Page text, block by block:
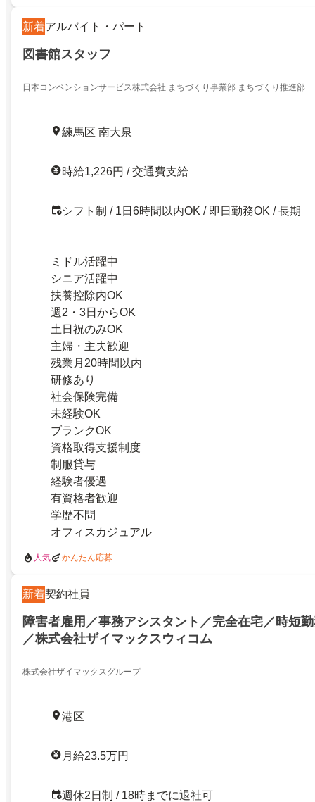
新着アルバイト・パート
図書館スタッフ
日本コンベンションサービス株式会社 まちづくり事業部 まちづくり推進部
練馬区 南大泉
時給1,226円 / 交通費支給
シフト制 / 1日6時間以内OK / 即日勤務OK / 長期
ミドル活躍中
シニア活躍中
扶養控除内OK
週2・3日からOK
土日祝のみOK
主婦・主夫歓迎
残業月20時間以内
研修あり
社会保険完備
未経験OK
ブランクOK
資格取得支援制度
制服貸与
経験者優遇
有資格者歓迎
学歴不問
オフィスカジュアル
人気 かんたん応募
新着契約社員
障害者雇用／事務アシスタント／完全在宅／時短
／株式会社ザイマックスウィコム
株式会社ザイマックスグループ
港区
月給23.5万円
週休2日制 / 18時までに退社可